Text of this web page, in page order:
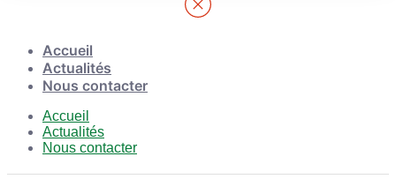
Accueil
Actualités
Nous contacter
Accueil
Actualités
Nous contacter